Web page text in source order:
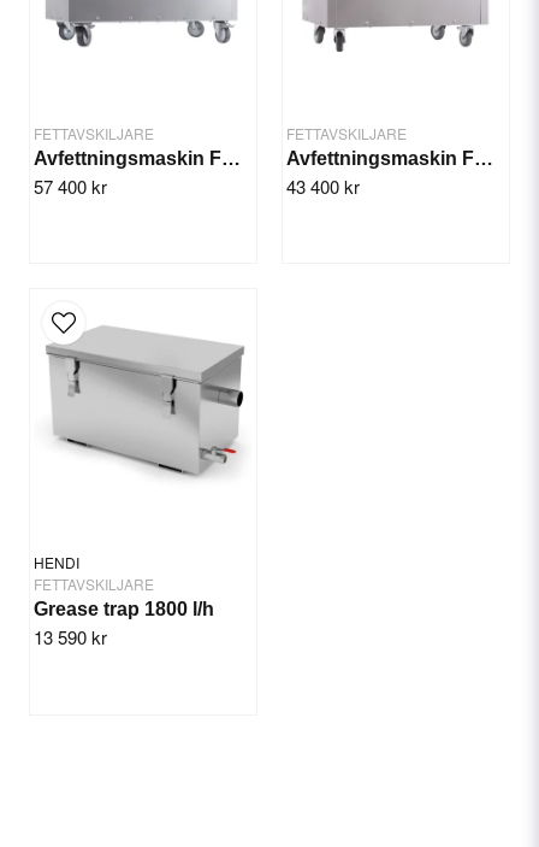
FETTAVSKILJARE
Avfettningsmaskin FRUCOSOL MC1000
57 400 kr
FETTAVSKILJARE
Avfettningsmaskin FRUCOSOL MC500
43 400 kr
HENDI
FETTAVSKILJARE
Grease trap 1800 l/h
13 590 kr